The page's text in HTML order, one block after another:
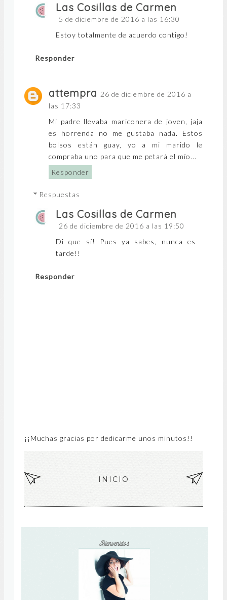
Las Cosillas de Carmen
5 de diciembre de 2016 a las 16:30
Estoy totalmente de acuerdo contigo!
Responder
attempra 26 de diciembre de 2016 a
las 17:33
Mi padre llevaba mariconera de joven, jaja
es horrenda no me gustaba nada. Estos
bolsos están guay, yo a mi marido le
compraba uno para que me petará el mío...
Responder
Respuestas
Las Cosillas de Carmen
26 de diciembre de 2016 a las 19:50
Di que sí! Pues ya sabes, nunca es
tarde!!
Responder
¡¡Muchas gracias por dedicarme unos minutos!!
EN EN
INICIO